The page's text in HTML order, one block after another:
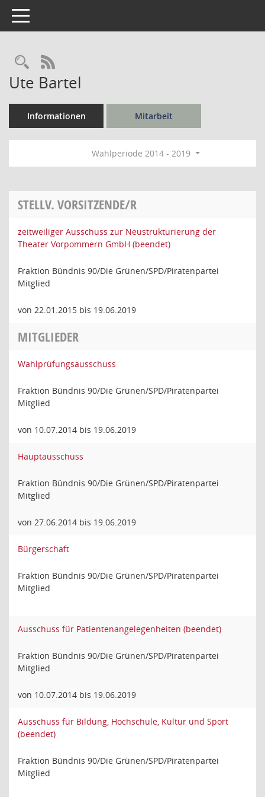
Toggle navigation
Rechercheauswahl
RSS-Feed
Ute Bartel
Informationen Mitarbeit
Wahlperiode 2014 - 2019
STELLV. VORSITZENDE/R
zeitweiliger Ausschuss zur Neustrukturierung der
Theater Vorpommern GmbH (beendet)
Fraktion Bündnis 90/Die Grünen/SPD/Piratenpartei
Mitglied
von 22.01.2015 bis 19.06.2019
MITGLIEDER
Wahlprüfungsausschuss
Fraktion Bündnis 90/Die Grünen/SPD/Piratenpartei
Mitglied
von 10.07.2014 bis 19.06.2019
Hauptausschuss
Fraktion Bündnis 90/Die Grünen/SPD/Piratenpartei
Mitglied
von 27.06.2014 bis 19.06.2019
Bürgerschaft
Fraktion Bündnis 90/Die Grünen/SPD/Piratenpartei
Mitglied
Ausschuss für Patientenangelegenheiten (beendet)
Fraktion Bündnis 90/Die Grünen/SPD/Piratenpartei
Mitglied
von 10.07.2014 bis 19.06.2019
Ausschuss für Bildung, Hochschule, Kultur und Sport
(beendet)
Fraktion Bündnis 90/Die Grünen/SPD/Piratenpartei
Mitglied